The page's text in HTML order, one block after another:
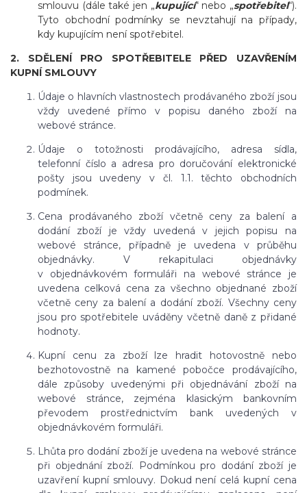
smlouvu (dále také jen „kupující“ nebo „spotřebitel“).
Tyto obchodní podmínky se nevztahují na případy,
kdy kupujícím není spotřebitel.
2. SDĚLENÍ PRO SPOTŘEBITELE PŘED UZAVŘENÍM
KUPNÍ SMLOUVY
Údaje o hlavních vlastnostech prodávaného zboží jsou
vždy uvedené přímo v popisu daného zboží na
webové stránce.
Údaje o totožnosti prodávajícího, adresa sídla,
telefonní číslo a adresa pro doručování elektronické
pošty jsou uvedeny v čl. 1.1. těchto obchodních
podmínek.
Cena prodávaného zboží včetně ceny za balení a
dodání zboží je vždy uvedená v jejich popisu na
webové stránce, případně je uvedena v průběhu
objednávky. V rekapitulaci objednávky
v objednávkovém formuláři na webové stránce je
uvedena celková cena za všechno objednané zboží
včetně ceny za balení a dodání zboží. Všechny ceny
jsou pro spotřebitele uváděny včetně daně z přidané
hodnoty.
Kupní cenu za zboží lze hradit hotovostně nebo
bezhotovostně na kamené pobočce prodávajícího,
dále způsoby uvedenými při objednávání zboží na
webové stránce, zejména klasickým bankovním
převodem prostřednictvím bank uvedených v
objednávkovém formuláři.
Lhůta pro dodání zboží je uvedena na webové stránce
při objednání zboží. Podmínkou pro dodání zboží je
uzavření kupní smlouvy. Dokud není celá kupní cena